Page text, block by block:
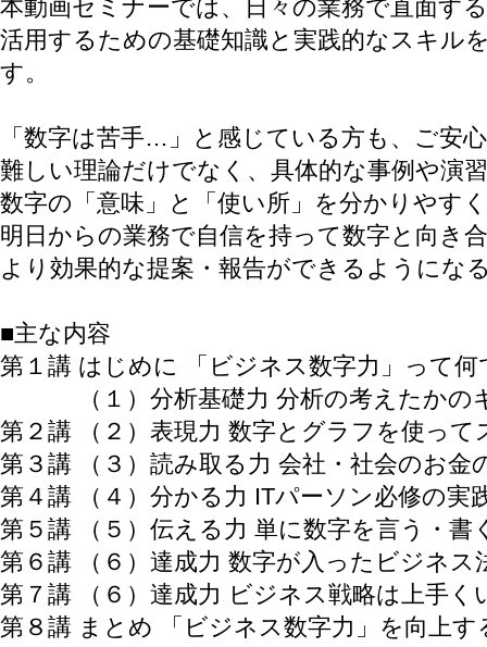
本動画セミナーでは、日々の業務で直面す
活用するための基礎知識と実践的なスキル
す。
「数字は苦手…」と感じている方も、ご安
難しい理論だけでなく、具体的な事例や演
数字の「意味」と「使い所」を分かりやす
明日からの業務で自信を持って数字と向き
より効果的な提案・報告ができるようにな
■主な内容
第１講 はじめに 「ビジネス数字力」って何
（１）分析基礎力 分析の考えたかの
第２講 （２）表現力 数字とグラフを使って
第３講 （３）読み取る力 会社・社会のお金
第４講 （４）分かる力 ITパーソン必修の実
第５講 （５）伝える力 単に数字を言う・
第６講 （６）達成力 数字が入ったビジネス
第７講 （６）達成力 ビジネス戦略は上手く
第８講 まとめ 「ビジネス数字力」を向上